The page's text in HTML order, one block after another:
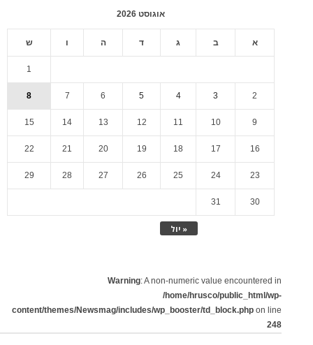
אוגוסט 2026
א ב ג ד ה ו ש
« יול
1
2
3
4
5
6
7
8
9
10
11
12
13
14
15
16
17
18
19
20
21
22
23
24
25
26
27
28
29
30
31
Warning: A non-numeric value encountered in
/home/hrusco/public_html/wp-
content/themes/Newsmag/includes/wp_booster/td_block.php on line
248